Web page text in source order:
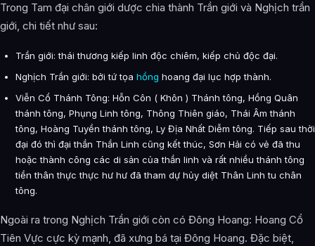
Trong Tam đại chân giới dược chia thành Trần giới và Nghịch trần
giới, chi tiết như sau:
Trần giới: thái thương kiếp linh độc chiêm, kiếp chủ độc đại.
Nghịch Trần giới: bởi tứ tọa hồng hoang đại lục hợp thành.
Viễn Cổ Thánh Tông: Hỗn Côn ( Khôn ) Thánh tông, Hồng Quân
thánh tông, Phụng Linh tông, Thông Thiên giáo, Thái Âm thánh
tông, Hoàng Tuyền thánh tông, Ly Địa Nhất Diễm tông. Tiếp sau thời
đại đó thì đại thần Thần Linh cũng kết thúc, Sơn Hải có vẻ đã thu
hoặc thành công các di sản của thần linh và rất nhiều thánh tông
tiền thân thực thực hư hư đã tham dự hủy diệt Thân Linh tu chân
tông.
Ngoài ra trong Nghịch Trần giới còn có Đông Hoang: Hoang Cổ
Tiên Vực cực kỳ mạnh, đã xưng bá tại Đông Hoang. Đặc biệt,